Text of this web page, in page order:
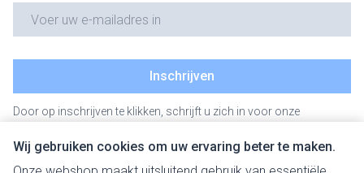
Wij gebruiken cookies om uw ervaring beter te maken.
Inschrijven
Door op inschrijven te klikken, schrijft u zich in voor onze